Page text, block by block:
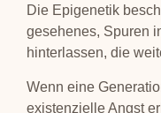
Die Epigenetik
gesehenes, Spuren
hinterlassen, die
Wenn eine
existenzielle Angst